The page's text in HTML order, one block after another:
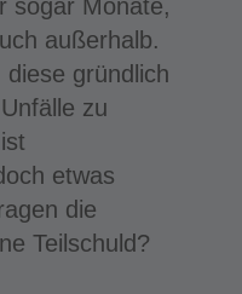
sogar Monate,
außerhalb.
gründlich
zu
etwas
die
Teilschuld?